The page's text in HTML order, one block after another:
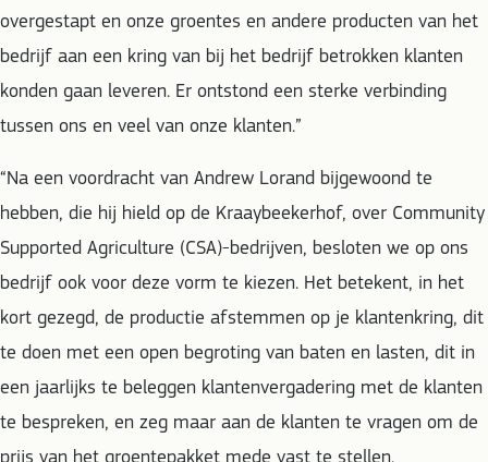
overgestapt en onze groentes en andere producten van het
bedrijf aan een kring van bij het bedrijf betrokken klanten
konden gaan leveren. Er ontstond een sterke verbinding
tussen ons en veel van onze klanten.”
“Na een voordracht van Andrew Lorand bijgewoond te
hebben, die hij hield op de Kraaybeekerhof, over Community
Supported Agriculture (CSA)-bedrijven, besloten we op ons
bedrijf ook voor deze vorm te kiezen. Het betekent, in het
kort gezegd, de productie afstemmen op je klantenkring, dit
te doen met een open begroting van baten en lasten, dit in
een jaarlijks te beleggen klantenvergadering met de klanten
te bespreken, en zeg maar aan de klanten te vragen om de